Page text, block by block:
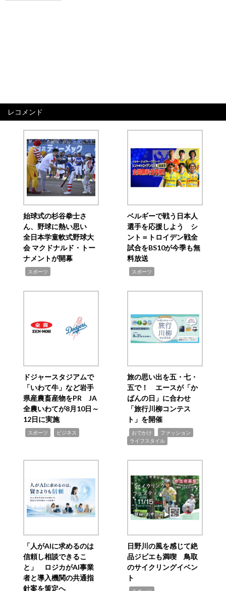
レコメンド
始球式の杉谷拳士さ
ん、野球に熱い思い
全日本学童軟式野球大
会 マクドナルド・トー
ナメントが開幕
スポーツ
ベルギーで戦う日本人
選手を応援しよう シ
ント＝トロイデン戦全
試合をBS10が今季も無
料放送
スポーツ
ドジャースタジアムで
「いわて牛」など岩手
県産農畜産物をPR JA
全農いわてが8月10日～
12日に実施
スポーツ ビジネス
旅の思い出を五・七・
五で！ エースが「か
ばんの日」に合わせ
「旅行川柳コンテス
ト」を開催
おでかけ ファッション
ライフスタイル
「人がAIに求めるのは
信頼し相談できるこ
と」 ロジカがAI事業
者と導入機関の共通指
針案を策定へ
日野川の風を感じて絶
品ジビエも満喫 鳥取
のサイクリングイベン
ト